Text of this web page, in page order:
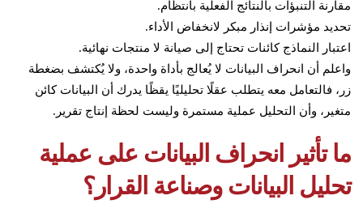
مقارنة التنبؤات بالنتائج الفعلية بانتظام.
تحديد مؤشرات إنذار مبكر لانخفاض الأداء.
اعتبار النماذج كائنات تحتاج إلى صيانة لا منتجات نهائية.
واعلم أن انحراف البيانات لا يُعالج بأداة واحدة، ولا يُكتشف بضغطة
زر، فالتعامل معه يتطلب عقلًا تحليليًا يقظًا يدرك أن البيانات كائن
متغير، وأن التحليل عملية مستمرة وليست لحظة إنتاج تقرير.
ما تأثير انحراف البيانات على عملية
تحليل البيانات وصناعة القرار؟